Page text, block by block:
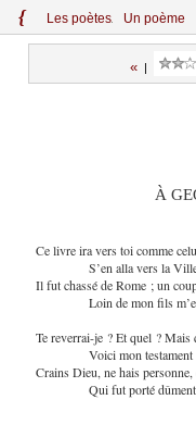
{ Les poètes Un poème
«|
À
Ce livre ira vers toi comme
S’en alla vers la
Il fut chassé de Rome ; un
Loin de mon fils
Te reverrai-je ? Et quel ?
Voici mon testament
Crains Dieu, ne hais
Qui fut porté